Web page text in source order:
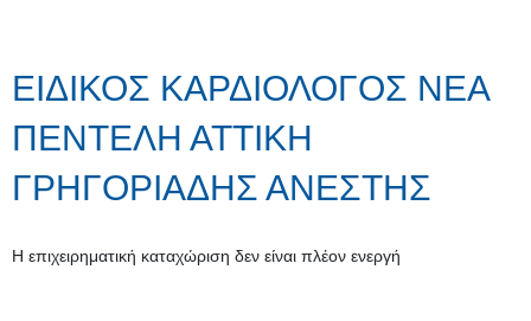
ΕΙΔΙΚΟΣ ΚΑΡΔΙΟΛΟΓΟΣ ΝΕΑ
ΠΕΝΤΕΛΗ ΑΤΤΙΚΗ
ΓΡΗΓΟΡΙΑΔΗΣ ΑΝΕΣΤΗΣ
Η επιχειρηματική καταχώριση δεν είναι πλέον ενεργή